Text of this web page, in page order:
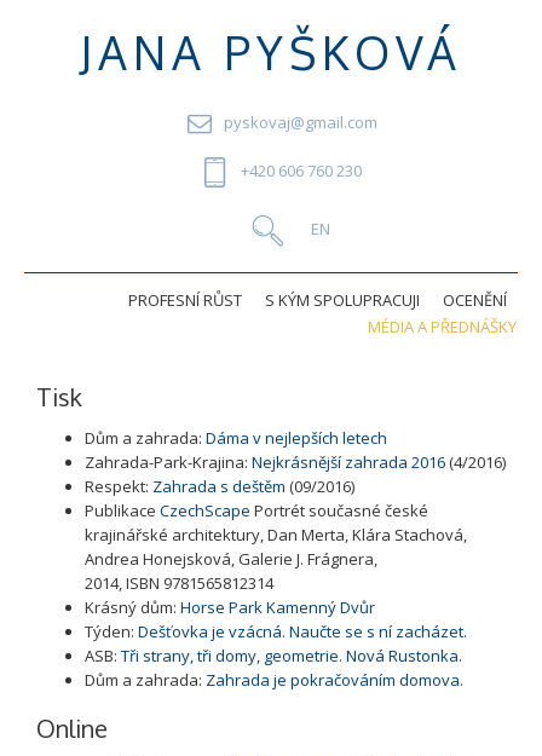
JANA PYŠKOVÁ
pyskovaj@gmail.com
+420 606 760 230
PROFESNÍ RŮST S KÝM SPOLUPRACUJI
OCENĚNÍ
MÉDIA A PŘEDNÁŠKY
Tisk
Dům a zahrada: Dáma v nejlepších letech
Zahrada-Park-Krajina: Nejkrásnější zahrada 2016(4/2016)
Respekt: Zahrada s deštěm (09/2016)
Publikace CzechScape Portrét současné české
krajinářské architektury, Dan Merta, Klára Stachová,
Andrea Honejsková, Galerie J. Frágnera,
2014, ISBN 9781565812314
Krásný dům: Horse Park Kamenný Dvůr
Týden: Dešťovka je vzácná. Naučte se s ní zacházet.
ASB: Tři strany, tři domy, geometrie. Nová Rustonka.
Dům a zahrada: Zahrada je pokračováním domova.
Online